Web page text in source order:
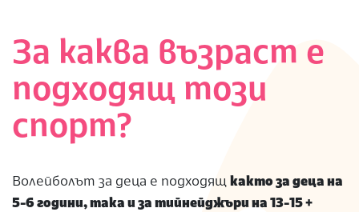
За каква възраст е
подходящ този
спорт?
Волейболът за деца е подходящ както за деца на
5-6 години, така и за тийнейджъри на 13-15 +